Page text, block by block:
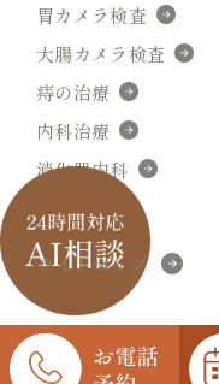
胃カメラ検査
大腸カメラ検査
痔の治療
内科治療
消化器内科
サイトマップ